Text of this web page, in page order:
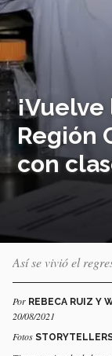
Región
con
Así se vivió el
Por REBECA RUIZ Y
20/08/2021
Fotos